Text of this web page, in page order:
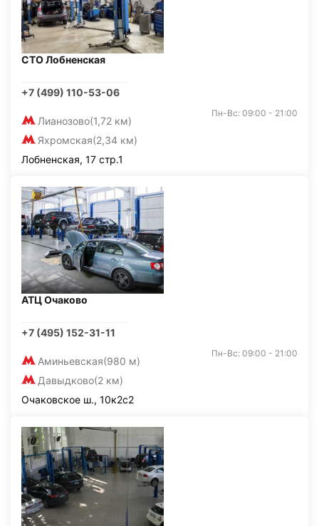
СТО Лобненская
+7 (499) 110-53-06
Лианозово(1,72 км)
Яхромская(2,34 км)
Пн-Вс: 09:00 - 21:00
Лобненская, 17 стр.1
АТЦ Очаково
+7 (495) 152-31-11
Аминьевская(980 м)
Давыдково(2 км)
Пн-Вс: 09:00 - 21:00
Очаковское ш., 10к2с2